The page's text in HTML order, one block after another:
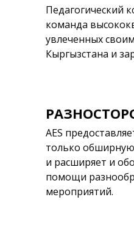
Педагогический
команда
увлеченных
Кыргызстана и
AES
только
и расширяет и
помощи
мероприятий.